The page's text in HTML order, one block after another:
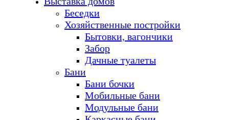
Беседки
Хозяйственные постройки
Бытовки, вагончики
Забор
Дачные туалеты
Бани
Бани бочки
Мобильные бани
Модульные бани